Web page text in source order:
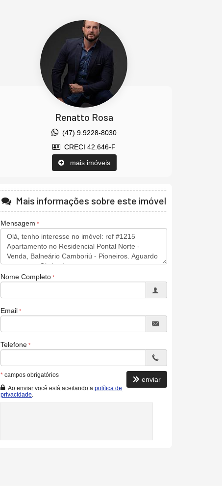
Renatto Rosa
(47) 9.9228-8030
CRECI 42.646-F
mais imóveis
Mais informações sobre este imóvel
Mensagem
Nome Completo
Email
Telefone
* campos obrigatórios
Ao enviar você está aceitando a política de
privacidade
enviar